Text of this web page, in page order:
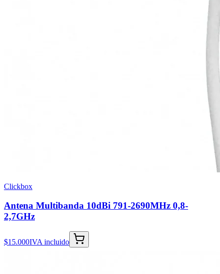
Clickbox
Antena Multibanda 10dBi 791-2690MHz 0,8-
2,7GHz
$15.000IVA incluido